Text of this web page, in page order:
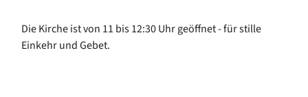
Die Kirche ist von 11 bis 12:30 Uhr geöffnet - für stille
Einkehr und Gebet.